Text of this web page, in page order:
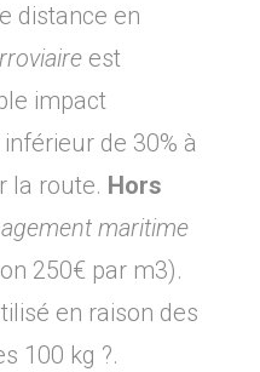
distance en
est
impact
de 30% à
la route. Hors
maritime
250€ par m3).
en raison des
100 kg ?.